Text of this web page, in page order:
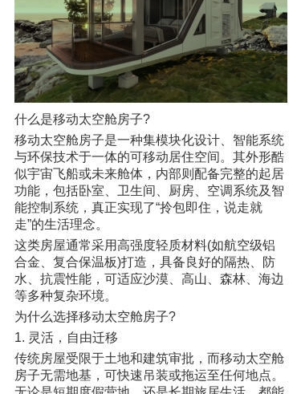
什么是移动太空舱房子?
移动太空舱房子是一种集模块化设计、智能系统
与环保技术于一体的可移动居住空间。其外形酷
似宇宙飞船或未来舱体，内部则配备完整的起居
功能，包括卧室、卫生间、厨房、空调系统及智
能控制系统，真正实现了“拎包即住，说走就
走”的生活理念。
这类房屋通常采用高强度轻质材料(如航空级铝
合金、复合保温板)打造，具备良好的隔热、防
水、抗震性能，可适应沙漠、高山、森林、海边
等多种复杂环境。
为什么选择移动太空舱房子?
1. 灵活，自由迁移
传统房屋受限于土地和建筑审批，而移动太空舱
房子无需地基，可快速吊装或拖运至任何地点。